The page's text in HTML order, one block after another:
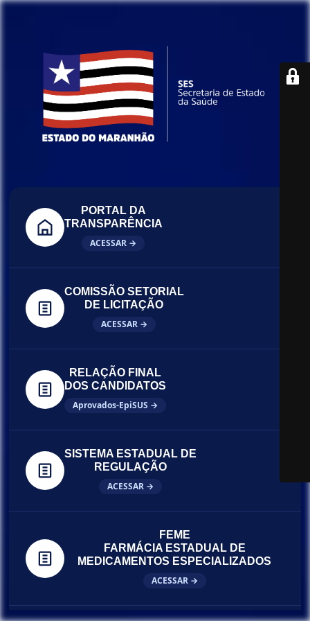
PORTAL DA
TRANSPARÊNCIA
ACESSAR →
COMISSÃO SETORIAL
DE LICITAÇÃO
ACESSAR →
RELAÇÃO FINAL
DOS CANDIDATOS
Aprovados-EpiSUS →
SISTEMA ESTADUAL DE
REGULAÇÃO
ACESSAR →
FEME
FARMÁCIA ESTADUAL DE
MEDICAMENTOS ESPECIALIZADOS
ACESSAR →